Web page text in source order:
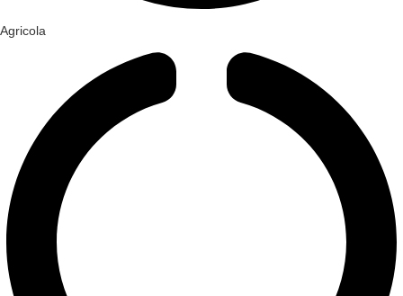
Agricola